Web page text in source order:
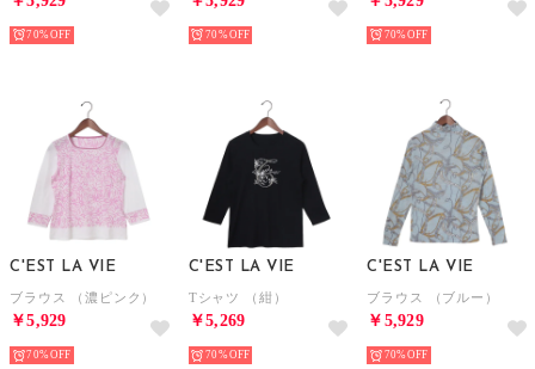
70% 70% 70%
C'EST LA VIE
ブラウス （濃ピンク）
￥5,929
70%
C'EST LA VIE
Tシャツ （紺）
￥5,269
70%
C'EST LA VIE
ブラウス （ブルー）
￥5,929
70%